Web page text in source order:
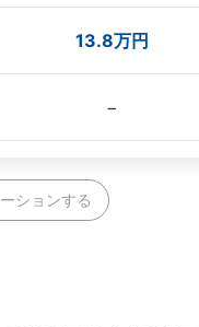
13.8万円
−
ションする